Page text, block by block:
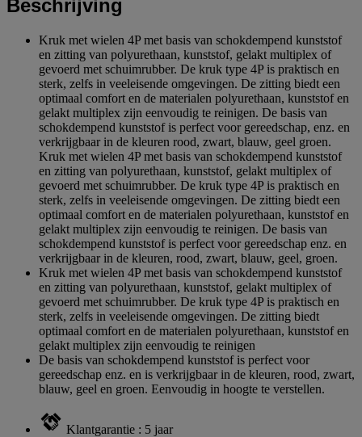
Beschrijving
Kruk met wielen 4P met basis van schokdempend kunststof
en zitting van polyurethaan, kunststof, gelakt multiplex of
gevoerd met schuimrubber. De kruk type 4P is praktisch en
sterk, zelfs in veeleisende omgevingen. De zitting biedt een
optimaal comfort en de materialen polyurethaan, kunststof en
gelakt multiplex zijn eenvoudig te reinigen. De basis van
schokdempend kunststof is perfect voor gereedschap, enz. en
verkrijgbaar in de kleuren rood, zwart, blauw, geel groen.
Kruk met wielen 4P met basis van schokdempend kunststof
en zitting van polyurethaan, kunststof, gelakt multiplex of
gevoerd met schuimrubber. De kruk type 4P is praktisch en
sterk, zelfs in veeleisende omgevingen. De zitting biedt een
optimaal comfort en de materialen polyurethaan, kunststof en
gelakt multiplex zijn eenvoudig te reinigen. De basis van
schokdempend kunststof is perfect voor gereedschap enz. en
verkrijgbaar in de kleuren, rood, zwart, blauw, geel, groen.
Kruk met wielen 4P met basis van schokdempend kunststof
en zitting van polyurethaan, kunststof, gelakt multiplex of
gevoerd met schuimrubber. De kruk type 4P is praktisch en
sterk, zelfs in veeleisende omgevingen. De zitting biedt
optimaal comfort en de materialen polyurethaan, kunststof en
gelakt multiplex zijn eenvoudig te reinigen
De basis van schokdempend kunststof is perfect voor
gereedschap enz. en is verkrijgbaar in de kleuren, rood, zwart,
blauw, geel en groen. Eenvoudig in hoogte te verstellen.
Klantgarantie : 5 jaar